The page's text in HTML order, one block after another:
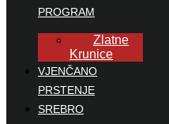
PROGRAM
Zlatne
Krunice
VJENČANO
PRSTENJE
SREBRO